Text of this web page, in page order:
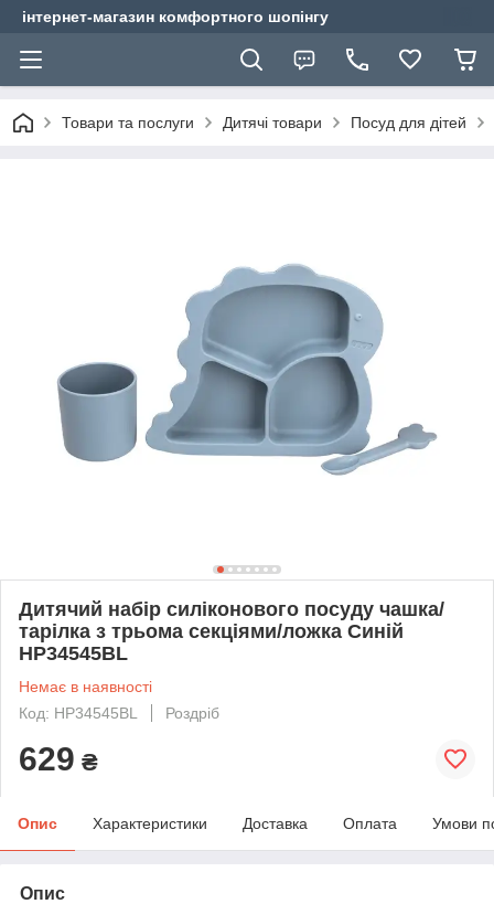
інтернет-магазин комфортного шопінгу
Товари та послуги Дитячі товари Посуд для дітей
Дитячий набір силіконового посуду чашка/
тарілка з трьома секціями/ложка Синій
HP34545BL
Немає в наявності
Код: HP34545BL
Роздріб
629 ₴
Опис Характеристики Доставка Оплата Умови
Опис